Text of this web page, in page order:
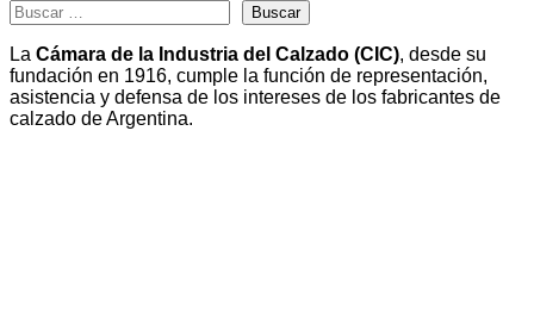
Buscar
La Cámara de la Industria del Calzado (CIC), desde su
fundación en 1916, cumple la función de representación,
asistencia y defensa de los intereses de los fabricantes de
calzado de Argentina.